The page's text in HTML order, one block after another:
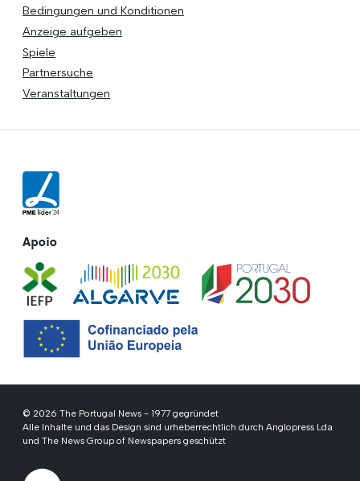
Bedingungen und Konditionen
Anzeige aufgeben
Spiele
Partnersuche
Veranstaltungen
Apoio
© 2026 The Portugal News - 1977 gegründet
Alle Inhalte und das Design sind urheberrechtlich durch Anglopress Lda
und The News Group of Newspapers geschützt